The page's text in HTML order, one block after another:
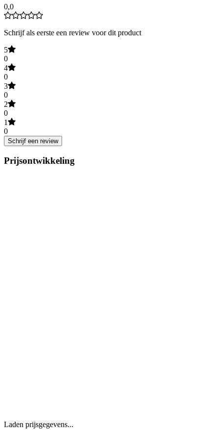
0,0
Schrijf als eerste een review voor dit product
5
0
4
0
3
0
2
0
1
0
Schrijf een review
Prijsontwikkeling
Laden prijsgegevens...